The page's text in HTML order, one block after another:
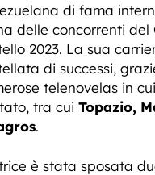
di fama
delle concorrenti del
2023. La sua
di successi,
telenovelas in
tra cui Topazio,
.
è stata sposata